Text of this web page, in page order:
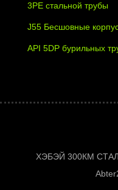
3PE стальной трубы
J55 Бесшовные
API 5DP бурильных
ХЭБЭЙ 300КМ